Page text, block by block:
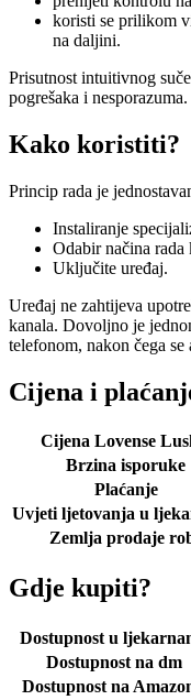
koristi se prilikom
na daljini.
Prisutnost intuitivnog
pogrešaka i nesporazuma.
Kako koristiti?
Princip rada je
Instaliranje
Odabir načina rada
Uključite uređaj.
Uređaj ne zahtijeva
kanala. Dovoljno je
telefonom, nakon čega
Cijena i
Cijena Lovense
Brzina isporuke
Plaćanje
Uvjeti ljetovanja u
Zemlja prodaje
Gdje kupiti?
Dostupnost u
Dostupnost na dm
Dostupnost na